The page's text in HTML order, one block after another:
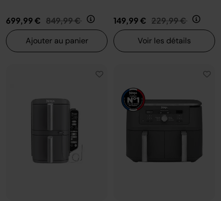
699,99 € Prix réduit de
849,99 € au
Ajouter au panier
149,99 € Prix réduit de
229,99 € au
Voir les détails